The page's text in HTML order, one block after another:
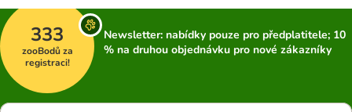
333
zooBodů za
registraci!
Newsletter: nabídky pouze pro předplatitele; 10
% na druhou objednávku pro nové zákazníky